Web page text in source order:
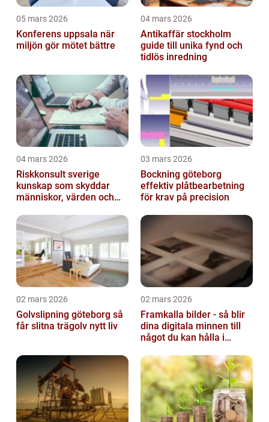
05 mars 2026
Konferens uppsala när
miljön gör mötet bättre
04 mars 2026
Antikaffär stockholm
guide till unika fynd och
tidlös inredning
04 mars 2026
Riskkonsult sverige
kunskap som skyddar
människor, värden och
03 mars 2026
Bockning göteborg
effektiv plåtbearbetning
för krav på precision
02 mars 2026
Golvslipning göteborg så
får slitna trägolv nytt liv
02 mars 2026
Framkalla bilder - så blir
dina digitala minnen till
något du kan hålla i